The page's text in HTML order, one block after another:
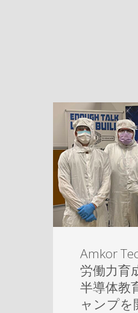
Amkor
労働力育
半導体教
ャンプを